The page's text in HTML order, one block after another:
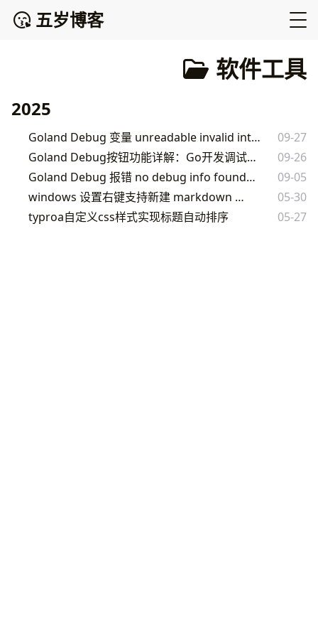
五岁博客
软件工具
2025
Goland Debug 变量 unreadable invalid interface type 解决方法
09-27
Goland Debug按钮功能详解：Go开发调试实战指南
09-26
Goland Debug 报错 no debug info found 解决方案
09-05
windows 设置右键支持新建 markdown 文件
05-30
typroa自定义css样式实现标题自动排序
05-27